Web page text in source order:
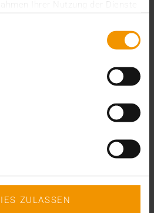
ZULASSEN